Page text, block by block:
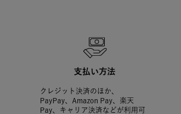
支払い方法
クレジット決済のほか、
PayPay、Amazon Pay、楽天
Pay、キャリア決済などが利用可